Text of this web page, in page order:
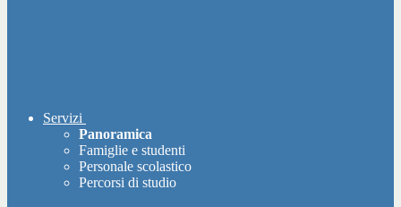
Servizi
Panoramica
Famiglie e studenti
Personale scolastico
Percorsi di studio